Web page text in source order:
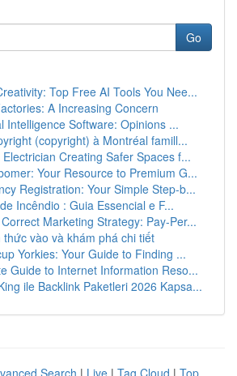
Go
Top Free AI Tools You Nee...
A Increasing Concern
Intelligence Software: Opinions ...
(copyright) à Montréal famill...
Creating Safer Spaces f...
Your Resource to Premium G...
Registration: Your Simple Step-b...
Incêndio : Guia Essencial e F...
Marketing Strategy: Pay-Per...
thức vào và khám phá chi tiết
Yorkies: Your Guide to Finding ...
Guide to Internet Information Reso...
ile Backlink Paketleri 2026 Kapsa...
Search | Live | Tag Cloud | Top